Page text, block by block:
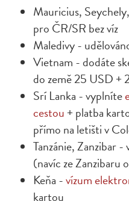
Mauricius,
pro ČR/SR bez víz
Maledivy -
Vietnam - dodáte
do země 25 USD +
Srí Lanka - vyplníte
cestou+ platba
přímo na letišti v
Tanzánie, Zanzibar
(navíc ze
Keňa -vízum
kartou